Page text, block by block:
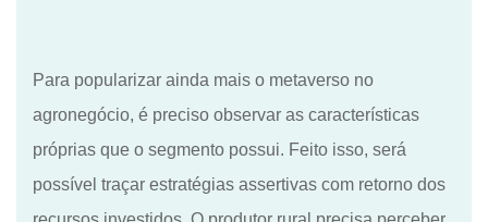
Para popularizar ainda mais o metaverso no
agronegócio, é preciso observar as características
próprias que o segmento possui. Feito isso, será
possível traçar estratégias assertivas com retorno dos